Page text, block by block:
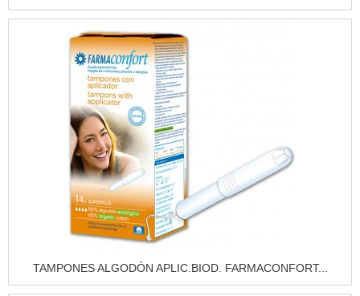
Vista rápida
TAMPONES ALGODÓN APLIC.BIOD. FARMACONFORT...